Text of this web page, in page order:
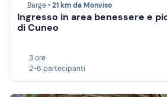
Barge •21 km da Monviso
Ingresso in area benessere e
di Cuneo
3 ore
2-6 partecipanti